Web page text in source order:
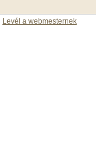
Levél a webmesternek